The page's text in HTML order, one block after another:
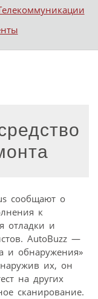
сообщают о
к
отладки и
AutoBuzz —
и обнаружения»
их, он
на других
сканирование.